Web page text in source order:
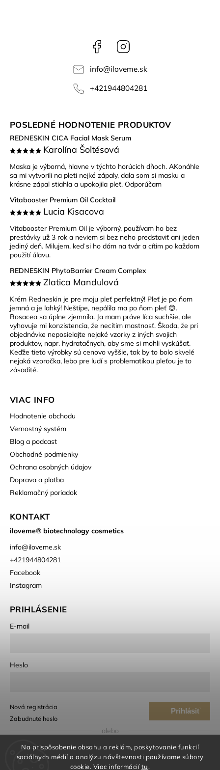
Na prispôsobenie obsahu a reklám, poskytovanie funkcií
sociálnych médií a analýzu návštevnosti používame súbory
cookie. Viac informáciítu.
Facebook
info@iloveme.sk
+421944804281
POSLEDNÉ HODNOTENIE PRODUKTOV
REDNESKIN CICA Facial Mask Serum
Karolína Šoltésová
Maska je výborná, hlavne v týchto horúcich dňoch. AKonáhle
sa mi vytvorili na pleti nejké zápaly, dala som si masku a
krásne zápal stiahla a upokojila pleť. Odporúčam
Vitabooster Premium Oil Cocktail
Lucia Kisacova
Vitabooster Premium Oil je výborný, používam ho bez
prestávky už 3 rok a neviem si bez neho predstaviť ani jeden
jediný deň. Milujem, keď si ho dám na tvár a cítim po každom
použití úľavu.
REDNESKIN PhytoBarrier Cream Complex
Zlatica Mandulová
Krém Redneskin je pre moju pleť perfektný! Pleť je po ňom
jemná a je ľahký! Neštípe, nepálila ma po ňom pleť 😊.
Rosacea sa úplne zjemnila. Ja mam práve líca suchšie, ale
vyhovuje mi konzistencia, že necítim mastnosť. Škoda, že pri
objednávke neposielajte nejaké vzorky z iných svojich
produktov, napr. hydratačnych, aby sme si mohli vyskúšať.
Keďže tieto výrobky sú cenovo vyššie, tak by to bolo skvelé
nejaká vzoročka, lebo pre ľudí s problematikou pleťou je to
zásadité.
VIAC INFO
Hodnotenie obchodu
Vernostný systém
Blog a podcast
Obchodné podmienky
Ochrana osobných údajov
Doprava a platba
Reklamačný poriadok
KONTAKT
iloveme® biotechnology cosmetics
info@iloveme.sk
+421944804281
Facebook
Instagram
PRIHLÁSENIE
E-mail
Heslo
Prihlásiť
Nová registrácia
Zabudnuté heslo
alebo
Prihlásiť sa cez Google